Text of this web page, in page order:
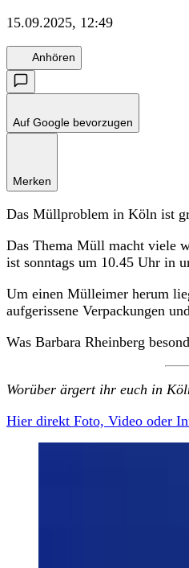
15.09.2025, 12:49
Anhören
Auf Google bevorzugen
Merken
Das Müllproblem in Köln ist
Das Thema Müll macht viele
ist sonntags um 10.45 Uhr in
Um einen Mülleimer herum
aufgerissene Verpackungen
Was Barbara Rheinberg
Worüber ärgert ihr euch in
Hier direkt Foto, Video oder